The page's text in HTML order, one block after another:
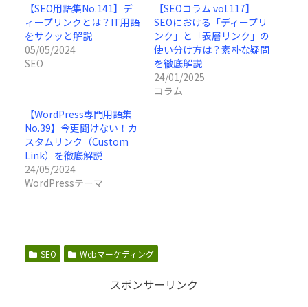
【SEO用語集No.141】デ
ィープリンクとは？IT用語
をサクッと解説
05/05/2024
SEO
【SEOコラム vol.117】
SEOにおける「ディープリ
ンク」と「表層リンク」の
使い分け方は？素朴な疑問
を徹底解説
24/01/2025
コラム
【WordPress専門用語集
No.39】今更聞けない！カ
スタムリンク（Custom
Link）を徹底解説
24/05/2024
WordPressテーマ
SEO Webマーケティング
スポンサーリンク